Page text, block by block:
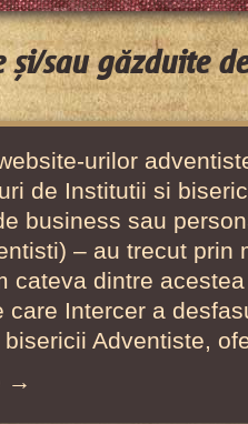
și/sau găzduite
urilor
de Institutii si
business sau
– au trecut prin
cateva dintre
care Intercer a
Adventiste,
→